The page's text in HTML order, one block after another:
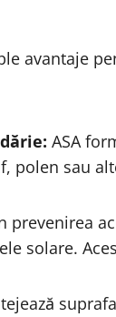
avantaje
ASA
polen sau
prevenirea
solare.